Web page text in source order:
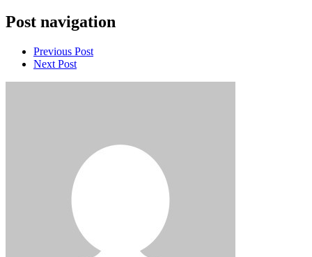
Post navigation
Previous Post
Next Post